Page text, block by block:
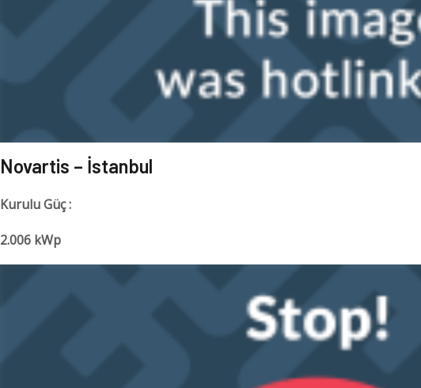
Novartis – İstanbul
Kurulu Güç :
2.006 kWp